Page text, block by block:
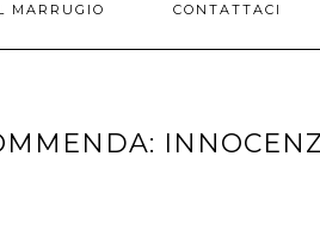
MARRUGIO CONTATTACI